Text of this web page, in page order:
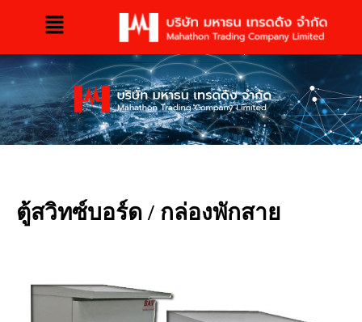
ตู้สวิทซ์บอร์ด / กล่องพักสาย